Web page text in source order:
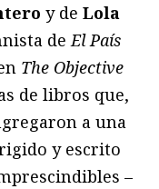
y de Lola
deEl País
The Objective
de libros que,
a una
y escrito
–